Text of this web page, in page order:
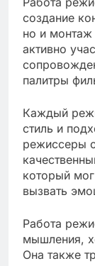
создание
но и
активно
палитры
Каждый
стиль и
режиссеры
который
вызвать
Работа
мышления,
Она также